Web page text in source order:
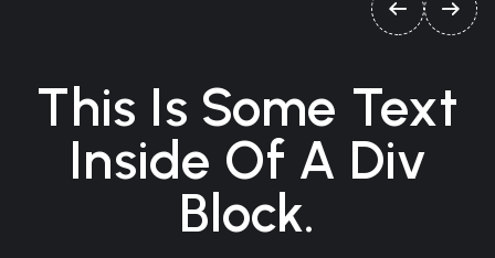
This Is Some Text
Inside Of A Div
Block.